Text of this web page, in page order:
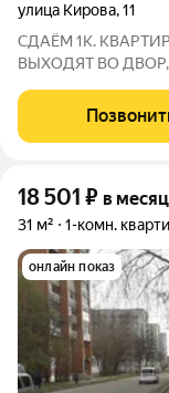
улица Кирова,11
СДАЁМ 1К.
ВЫХОДЯТ ВО
ГАРНИТУР, -
СВЧ ПЕЧЬ, -
18 501 ₽ в месяц
31 м² 1-комн.
онлайн показ